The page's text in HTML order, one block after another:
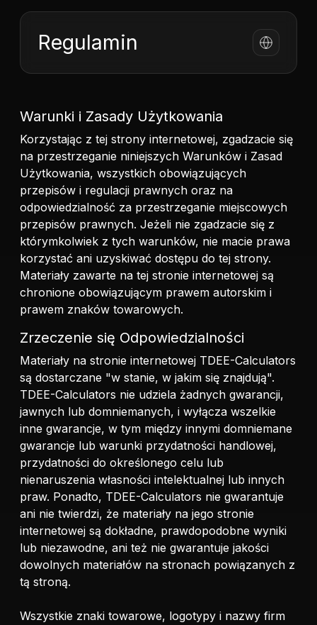
Regulamin
Warunki i Zasady Użytkowania
Korzystając z tej strony internetowej, zgadzacie się
na przestrzeganie niniejszych Warunków i Zasad
Użytkowania, wszystkich obowiązujących
przepisów i regulacji prawnych oraz na
odpowiedzialność za przestrzeganie miejscowych
przepisów prawnych. Jeżeli nie zgadzacie się z
którymkolwiek z tych warunków, nie macie prawa
korzystać ani uzyskiwać dostępu do tej strony.
Materiały zawarte na tej stronie internetowej są
chronione obowiązującym prawem autorskim i
prawem znaków towarowych.
Zrzeczenie się Odpowiedzialności
Materiały na stronie internetowej TDEE-Calculators
są dostarczane "w stanie, w jakim się znajdują".
TDEE-Calculators nie udziela żadnych gwarancji,
jawnych lub domniemanych, i wyłącza wszelkie
inne gwarancje, w tym między innymi domniemane
gwarancje lub warunki przydatności handlowej,
przydatności do określonego celu lub
nienaruszenia własności intelektualnej lub innych
praw. Ponadto, TDEE-Calculators nie gwarantuje
ani nie twierdzi, że materiały na jego stronie
internetowej są dokładne, prawdopodobne wyniki
lub niezawodne, ani też nie gwarantuje jakości
dowolnych materiałów na stronach powiązanych z
tą stroną.
Wszystkie znaki towarowe, logotypy i nazwy firm